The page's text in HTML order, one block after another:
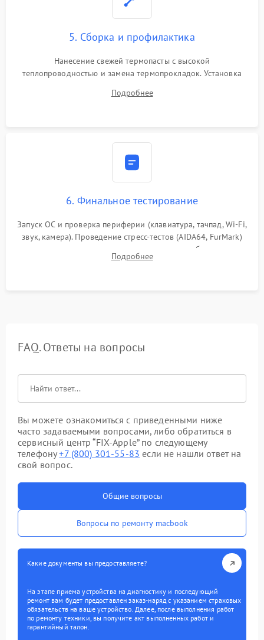
5. Сборка и профилактика
Нанесение свежей термопасты с высокой
теплопроводностью и замена термопрокладок. Установка
шлейфов, модулей памяти и накопителей. Предварительная
Подробнее
6. Финальное тестирование
Запуск ОС и проверка периферии (клавиатура, тачпад, Wi-Fi,
звук, камера). Проведение стресс-тестов (AIDA64, FurMark)
для контроля температурного режима и стабильности
системы под пиковой нагрузкой.
Подробнее
FAQ. Ответы на вопросы
Вы можете ознакомиться с приведенными ниже
часто задаваемыми вопросами, либо обратиться в
сервисный центр “FIX-Apple” по следующему
телефону+7 (800) 301-55-83 если не нашли ответ на
свой вопрос.
Общие вопросы
Вопросы по ремонту macbook
Какие документы вы предоставляете?
На этапе приема устройства на диагностику и последующий
ремонт вам будет предоставлен заказ-наряд с указанием страховых
обязательств на ваше устройство. Далее, после выполнения работ
по ремонту техники, вы получите акт выполненных работ и
гарантийный талон.